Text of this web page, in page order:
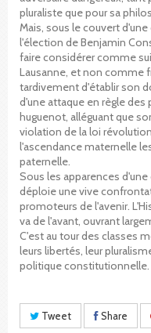
pluraliste que pour sa
Mais, sous le couvert
l'élection de Benjamin
faire considérer comme
Lausanne, et non comme
tardivement d'établir son
d'une attaque en règle des
huguenot, alléguant que
violation de la loi
l'ascendance maternelle
paternelle.
Sous les apparences
déploie une vive
promoteurs de l'avenir.
va de l'avant, ouvrant
C'est au tour des classes
leurs libertés, leur
politique constitutionnelle.
Tweet Share